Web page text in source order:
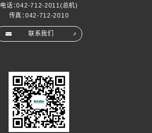
电话：042-712-2011(总机)
传真：042-712-2010
联系我们